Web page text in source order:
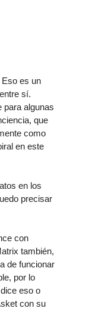
es un
sí.
para algunas
que
como
en este
en los
precisar
con
también,
de funcionar
por lo
eso o
con su